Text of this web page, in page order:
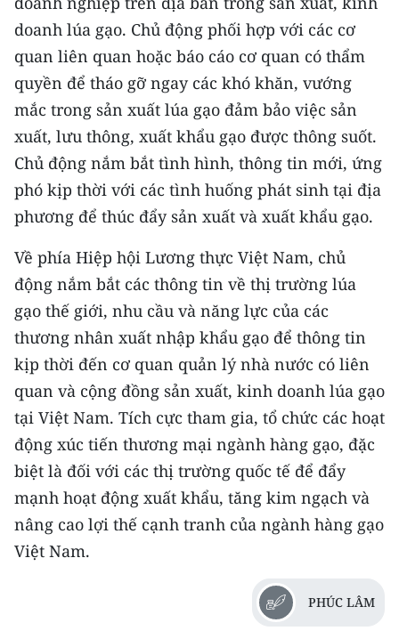
doanh lúa gạo. Chủ động phối hợp với các cơ
quan liên quan hoặc báo cáo cơ quan có thẩm
quyền để tháo gỡ ngay các khó khăn, vướng
mắc trong sản xuất lúa gạo đảm bảo việc sản
xuất, lưu thông, xuất khẩu gạo được thông suốt.
Chủ động nắm bắt tình hình, thông tin mới, ứng
phó kịp thời với các tình huống phát sinh tại địa
phương để thúc đẩy sản xuất và xuất khẩu gạo.
Về phía Hiệp hội Lương thực Việt Nam, chủ
động nắm bắt các thông tin về thị trường lúa
gạo thế giới, nhu cầu và năng lực của các
thương nhân xuất nhập khẩu gạo để thông tin
kịp thời đến cơ quan quản lý nhà nước có liên
quan và cộng đồng sản xuất, kinh doanh lúa gạo
tại Việt Nam. Tích cực tham gia, tổ chức các hoạt
động xúc tiến thương mại ngành hàng gạo, đặc
biệt là đối với các thị trường quốc tế để đẩy
mạnh hoạt động xuất khẩu, tăng kim ngạch và
nâng cao lợi thế cạnh tranh của ngành hàng gạo
Việt Nam.
PHÚC LÂM